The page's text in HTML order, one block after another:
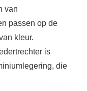
van
passen op de
kleur.
is
die